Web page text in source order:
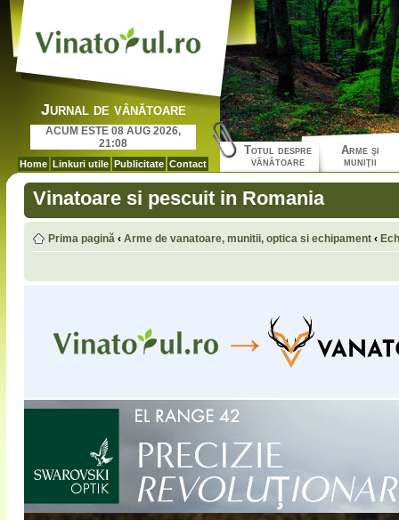
Jurnal de vânătoare
ACUM ESTE 08 AUG 2026,
21:08
Home Linkuri utile Publicitate Contact
Totul despre
vânătoare
Arme şi
muniţii
Vinatoare si pescuit in Romania
Prima pagină ‹ Arme de vanatoare, munitii, optica si echipament ‹